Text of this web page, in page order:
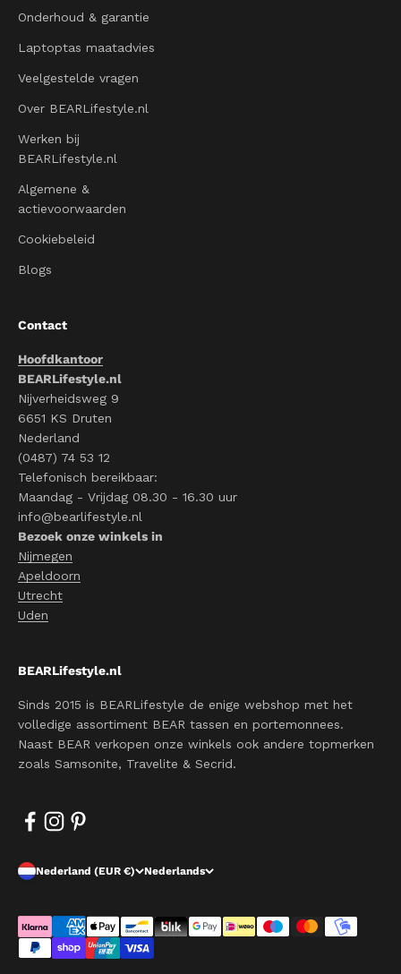
Onderhoud & garantie
Laptoptas maatadvies
Veelgestelde vragen
Over BEARLifestyle.nl
Werken bij
BEARLifestyle.nl
Algemene &
actievoorwaarden
Cookiebeleid
Blogs
Contact
Hoofdkantoor
BEARLifestyle.nl
Nijverheidsweg 9
6651 KS Druten
Nederland
(0487) 74 53 12
Telefonisch bereikbaar:
Maandag - Vrijdag 08.30 - 16.30 uur
info@bearlifestyle.nl
Bezoek onze winkels in
Nijmegen
Apeldoorn
Utrecht
Uden
BEARLifestyle.nl
Sinds 2015 is BEARLifestyle de enige webshop met het
volledige assortiment BEAR tassen en portemonnees.
Naast BEAR verkopen onze winkels ook andere topmerken
zoals Samsonite, Travelite & Secrid.
Nederland (EUR €) Nederlands